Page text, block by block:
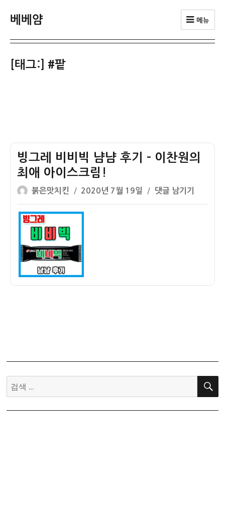
베베얌 메뉴
[태그:] #팥
빙그레 비비빅 냠냠 후기 – 이찬원의
최애 아이스크림!
글
쓴
이
붉은맛치킨
작
성
일
2020년 7월 19일
빙
그
댓글 남기기
검
색:
검